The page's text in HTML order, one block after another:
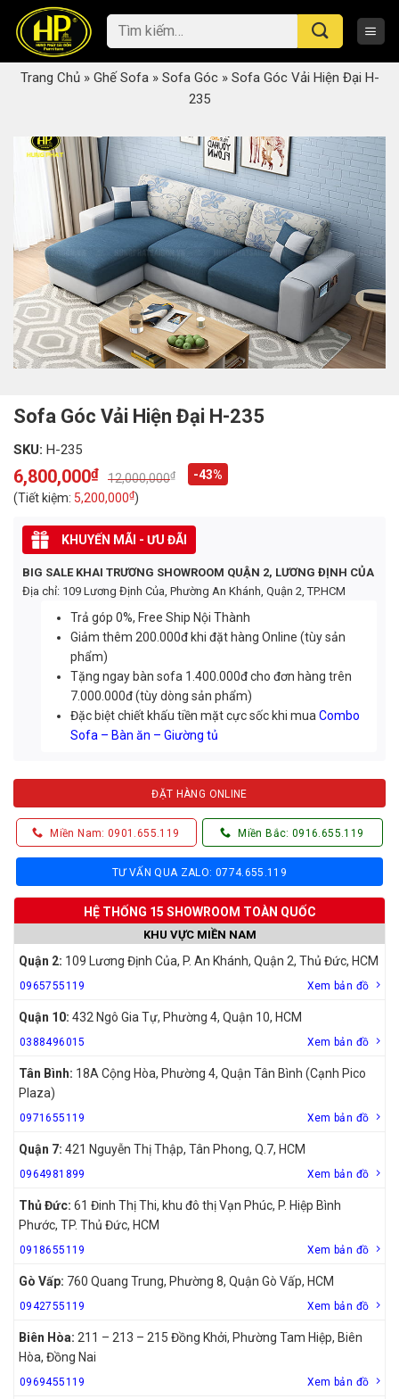
content
Tìm
kiếm:
Trang Chủ» Ghế Sofa» Sofa Góc» Sofa Góc Vải Hiện Đại H-
235
Sofa Góc Vải Hiện Đại H-235
SKU: H-235
12,000,000₫
Original
price
was:
12,000,000₫.
6,800,000₫
Current
price
is:
6,800,000₫.
-43%
(Tiết kiệm: 5,200,000₫)
KHUYẾN MÃI - ƯU ĐÃI
BIG SALE KHAI TRƯƠNG SHOWROOM QUẬN 2, LƯƠNG ĐỊNH CỦA
Địa chỉ: 109 Lương Định Của, Phường An Khánh, Quận 2, TP.HCM
Trả góp 0%, Free Ship Nội Thành
Giảm thêm 200.000đ khi đặt hàng Online (tùy sản
phẩm)
Tặng ngay bàn sofa 1.400.000đ cho đơn hàng trên
7.000.000đ (tùy dòng sản phẩm)
Đặc biệt chiết khấu tiền mặt cực sốc khi muaCombo
Sofa – Bàn ăn – Giường tủ
ĐẶT HÀNG ONLINE
Miền Nam: 0901.655.119 Miền Bắc: 0916.655.119
TƯ VẤN QUA ZALO: 0774.655.119
HỆ THỐNG 15 SHOWROOM TOÀN QUỐC
KHU VỰC MIỀN NAM
Quận 2: 109 Lương Định Của, P. An Khánh, Quận 2, Thủ Đức, HCM
0965755119 Xem bản đồ
Quận 10: 432 Ngô Gia Tự, Phường 4, Quận 10, HCM
0388496015 Xem bản đồ
Tân Bình: 18A Cộng Hòa, Phường 4, Quận Tân Bình (Cạnh Pico
Plaza)
0971655119 Xem bản đồ
Quận 7: 421 Nguyễn Thị Thập, Tân Phong, Q.7, HCM
0964981899 Xem bản đồ
Thủ Đức: 61 Đinh Thị Thi, khu đô thị Vạn Phúc, P. Hiệp Bình
Phước, TP. Thủ Đức, HCM
0918655119 Xem bản đồ
Gò Vấp: 760 Quang Trung, Phường 8, Quận Gò Vấp, HCM
0942755119 Xem bản đồ
Biên Hòa: 211 – 213 – 215 Đồng Khởi, Phường Tam Hiệp, Biên
Hòa, Đồng Nai
0969455119 Xem bản đồ